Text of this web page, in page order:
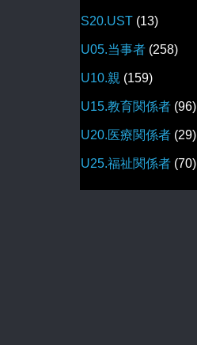
S20.UST (13)
U05.当事者 (258)
U10.親 (159)
U15.教育関係者 (96)
U20.医療関係者 (29)
U25.福祉関係者 (70)